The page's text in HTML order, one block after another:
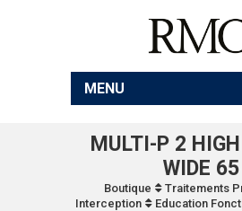
MENU
MULTI-P 2
WIDE 65
Boutique
Traitements
Interception
Education